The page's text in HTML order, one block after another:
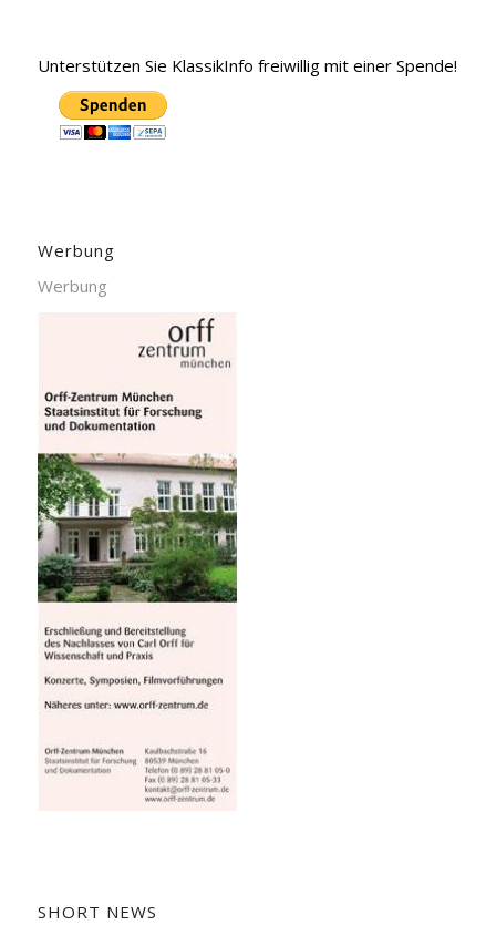
Unterstützen Sie KlassikInfo freiwillig mit einer Spende!
Werbung
Werbung
SHORT NEWS